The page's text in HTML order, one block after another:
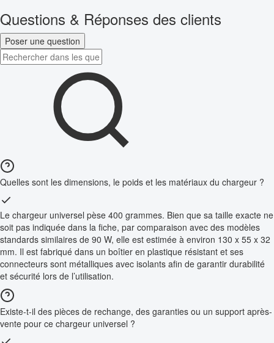
Questions & Réponses des clients
Poser une question
Quelles sont les dimensions, le poids et les matériaux du chargeur ?
Le chargeur universel pèse 400 grammes. Bien que sa taille exacte ne
soit pas indiquée dans la fiche, par comparaison avec des modèles
standards similaires de 90 W, elle est estimée à environ 130 x 55 x 32
mm. Il est fabriqué dans un boîtier en plastique résistant et ses
connecteurs sont métalliques avec isolants afin de garantir durabilité
et sécurité lors de l’utilisation.
Existe-t-il des pièces de rechange, des garanties ou un support après-
vente pour ce chargeur universel ?